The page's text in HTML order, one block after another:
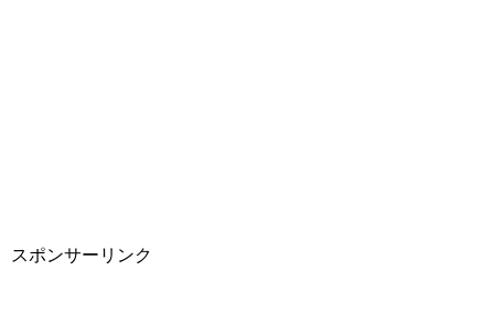
スポンサーリンク